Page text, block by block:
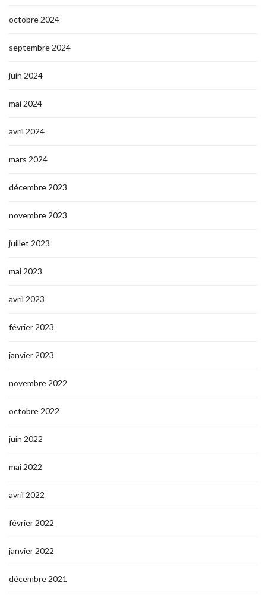
octobre 2024
septembre 2024
juin 2024
mai 2024
avril 2024
mars 2024
décembre 2023
novembre 2023
juillet 2023
mai 2023
avril 2023
février 2023
janvier 2023
novembre 2022
octobre 2022
juin 2022
mai 2022
avril 2022
février 2022
janvier 2022
décembre 2021